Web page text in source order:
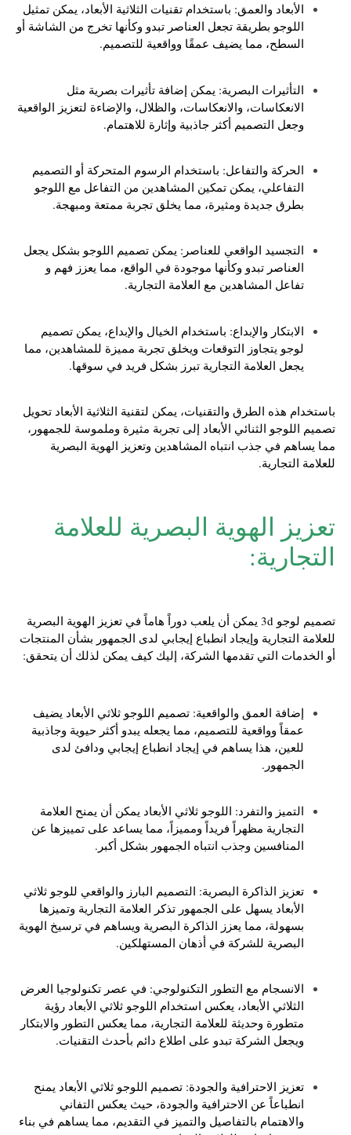
الأبعاد والعمق: باستخدام تقنيات الثلاثية الأبعاد، يمكن تمثيل
اللوجو بطريقة تجعل العناصر تبدو وكأنها تخرج من الشاشة أو
السطح، مما يضيف عمقًا وواقعية للتصميم.
التأثيرات البصرية: يمكن إضافة تأثيرات بصرية مثل
الانعكاسات، والانعكاسات، والظلال، والإضاءة لتعزيز الواقعية
وجعل التصميم أكثر جاذبية وإثارة للاهتمام.
الحركة والتفاعل: باستخدام الرسوم المتحركة أو التصميم
التفاعلي، يمكن تمكين المشاهدين من التفاعل مع اللوجو
بطرق جديدة ومثيرة، مما يخلق تجربة ممتعة ومبهجة.
التجسيد الواقعي للعناصر: يمكن تصميم اللوجو بشكل يجعل
العناصر تبدو وكأنها موجودة في الواقع، مما يعزز فهم و
تفاعل المشاهدين مع العلامة التجارية.
الابتكار والإبداع: باستخدام الخيال والإبداع، يمكن تصميم
لوجو يتجاوز التوقعات ويخلق تجربة مميزة للمشاهدين، مما
يجعل العلامة التجارية تبرز بشكل فريد في سوقها.
باستخدام هذه الطرق والتقنيات، يمكن لتقنية الثلاثية الأبعاد تحويل
تصميم اللوجو الثنائي الأبعاد إلى تجربة مثيرة وملموسة للجمهور،
مما يساهم في جذب انتباه المشاهدين وتعزيز الهوية البصرية
للعلامة التجارية.
تعزيز الهوية البصرية للعلامة
التجارية:
تصميم لوجو 3d يمكن أن يلعب دوراً هاماً في تعزيز الهوية البصرية
للعلامة التجارية وإيجاد انطباع إيجابي لدى الجمهور بشأن المنتجات
أو الخدمات التي تقدمها الشركة، إليك كيف يمكن لذلك أن يتحقق:
إضافة العمق والواقعية: تصميم اللوجو ثلاثي الأبعاد يضيف
عمقاً وواقعية للتصميم، مما يجعله يبدو أكثر حيوية وجاذبية
للعين، هذا يساهم في إيجاد انطباع إيجابي ودافئ لدى
الجمهور.
التميز والتفرد: اللوجو ثلاثي الأبعاد يمكن أن يمنح العلامة
التجارية مظهراً فريداً ومميزاً، مما يساعد على تمييزها عن
المنافسين وجذب انتباه الجمهور بشكل أكبر.
تعزيز الذاكرة البصرية: التصميم البارز والواقعي للوجو ثلاثي
الأبعاد يسهل على الجمهور تذكر العلامة التجارية وتميزها
بسهولة، مما يعزز الذاكرة البصرية ويساهم في ترسيخ الهوية
البصرية للشركة في أذهان المستهلكين.
الانسجام مع التطور التكنولوجي: في عصر تكنولوجيا العرض
الثلاثي الأبعاد، يعكس استخدام اللوجو ثلاثي الأبعاد رؤية
متطورة وحديثة للعلامة التجارية، مما يعكس التطور والابتكار
ويجعل الشركة تبدو على اطلاع دائم بأحدث التقنيات.
تعزيز الاحترافية والجودة: تصميم اللوجو ثلاثي الأبعاد يمنح
انطباعاً عن الاحترافية والجودة، حيث يعكس التفاني
والاهتمام بالتفاصيل والتميز في التقديم، مما يساهم في بناء